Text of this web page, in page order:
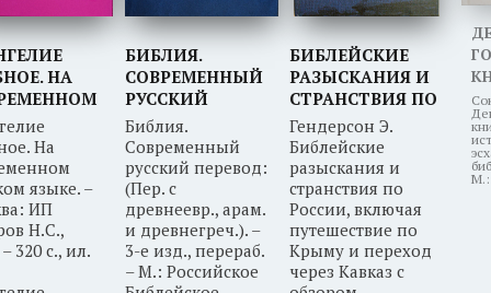
НА
ЯЗЫКЕ
На
языке. –
ИП
Н.С.,
– 320 с., ил.
БИБЛИЯ.
СОВРЕМЕННЫЙ
РУССКИЙ
ПЕРЕВОД. 3-Е
ИЗД.,
ПЕРЕРАБОТАННОЕ
Библия.
Современный
русский перевод:
(Пер. с
древнеевр., арам.
и древнегреч.). –
3-е изд., перераб.
– М.: Российское
БИБЛЕЙСКИЕ
РАЗЫСКАНИЯ И
СТРАНСТВИЯ ПО
РОССИИ,
ВКЛЮЧАЯ
ПУТЕШЕСТВИЕ
ПО КРЫМУ И
ПЕРЕХОД ЧЕРЕЗ
КАВКАЗ
Гендерсон Э.
Библейские
разыскания и
странствия по
России, включая
путешествие по
Крыму и переход
через Кавказ с
М.: